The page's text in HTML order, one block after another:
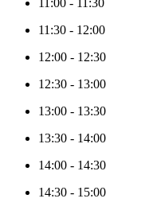
11:00 - 11:30
11:30 - 12:00
12:00 - 12:30
12:30 - 13:00
13:00 - 13:30
13:30 - 14:00
14:00 - 14:30
14:30 - 15:00